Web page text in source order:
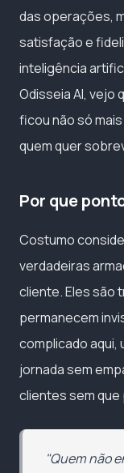
das operações,
satisfação e
inteligência
Odisseia AI, vejo
ficou não só
quem quer
Por que
Costumo
verdadeiras
cliente. Eles são
permanecem
complicado aqui,
jornada sem
clientes sem
"Quem não